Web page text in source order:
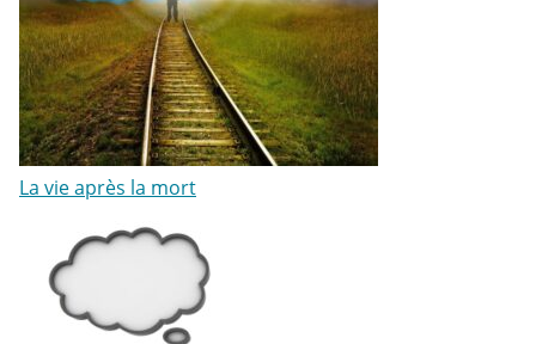
La vie après la mort